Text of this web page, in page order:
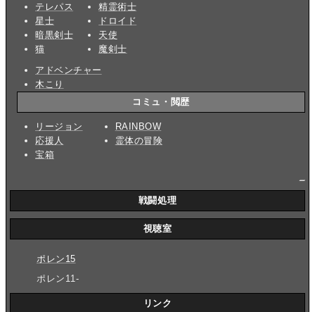
テレパス
星士
暗黒剣士
猫
精霊術士
ドロイド
天使
魔剣士
アドベンチャー
木こり
コミュ・閲歴
リージョン
応援人
宝箱
RAINBOW
霊体の冒険
戦闘処理
視聴室
ポレン15
ポレン11-
リンク